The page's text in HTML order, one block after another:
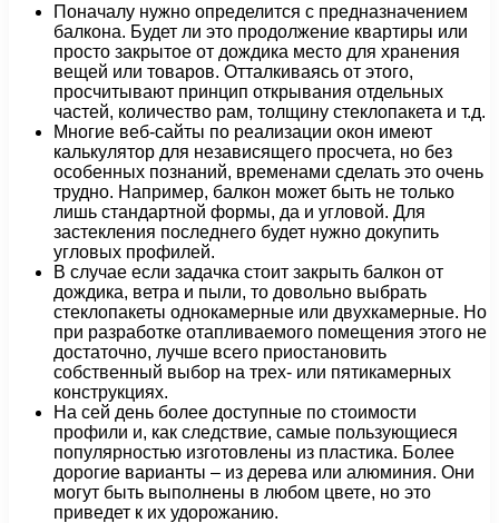
Поначалу нужно определится с предназначением
балкона. Будет ли это продолжение квартиры или
просто закрытое от дождика место для хранения
вещей или товаров. Отталкиваясь от этого,
просчитывают принцип открывания отдельных
частей, количество рам, толщину стеклопакета и т.д.
Многие веб-сайты по реализации окон имеют
калькулятор для независящего просчета, но без
особенных познаний, временами сделать это очень
трудно. Например, балкон может быть не только
лишь стандартной формы, да и угловой. Для
застекления последнего будет нужно докупить
угловых профилей.
В случае если задачка стоит закрыть балкон от
дождика, ветра и пыли, то довольно выбрать
стеклопакеты однокамерные или двухкамерные. Но
при разработке отапливаемого помещения этого не
достаточно, лучше всего приостановить
собственный выбор на трех- или пятикамерных
конструкциях.
На сей день более доступные по стоимости
профили и, как следствие, самые пользующиеся
популярностью изготовлены из пластика. Более
дорогие варианты – из дерева или алюминия. Они
могут быть выполнены в любом цвете, но это
приведет к их удорожанию.